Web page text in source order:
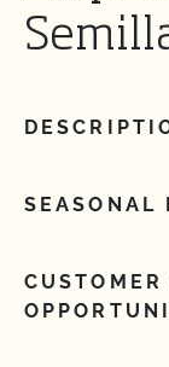
SEASONAL